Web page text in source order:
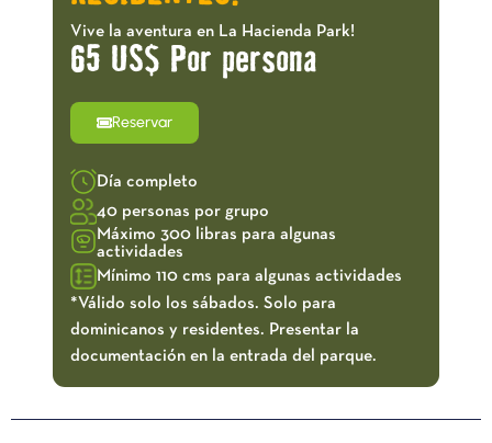
Vive la aventura en La Hacienda Park!
65 US$ Por persona
Reservar
Día completo
40 personas por grupo
Máximo 300 libras para algunas
actividades
Mínimo 110 cms para algunas actividades
*Válido solo los sábados. Solo para
dominicanos y residentes. Presentar la
documentación en la entrada del parque.